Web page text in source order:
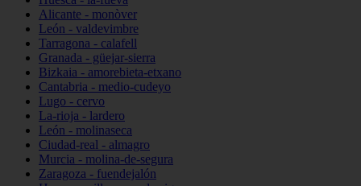
Alicante - monòver
León - valdevimbre
Tarragona - calafell
Granada - güejar-sierra
Bizkaia - amorebieta-etxano
Cantabria - medio-cudeyo
Lugo - cervo
La-rioja - lardero
León - molinaseca
Ciudad-real - almagro
Murcia - molina-de-segura
Zaragoza - fuendejalón